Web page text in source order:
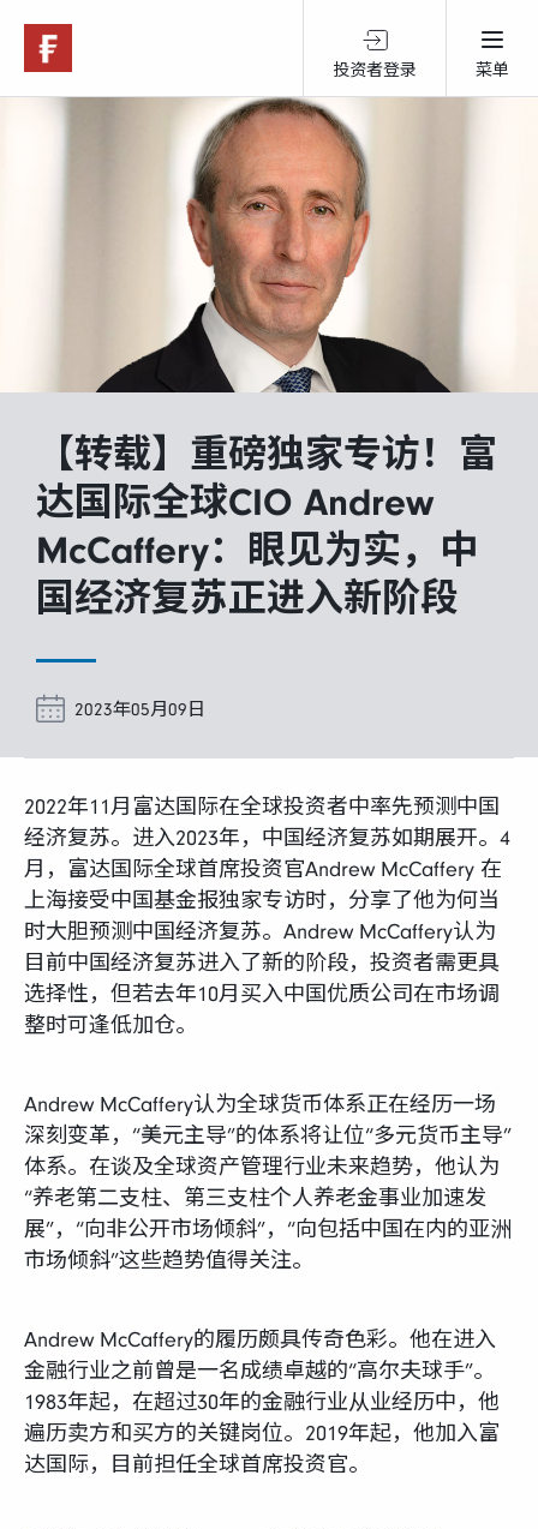
投资者登录 菜单
可持续投资
市场观点
富达课堂
养老专区
招贤纳士
多元化和包容性
下载中心
【转载】重磅独家专访！富
达国际全球CIO Andrew
McCaffery：眼见为实，中
国经济复苏正进入新阶段
2023年05月09日
2022年11月富达国际在全球投资者中率先预测中国
经济复苏。进入2023年，中国经济复苏如期展开。4
月，富达国际全球首席投资官Andrew McCaffery 在
上海接受中国基金报独家专访时，分享了他为何当
时大胆预测中国经济复苏。Andrew McCaffery认为
目前中国经济复苏进入了新的阶段，投资者需更具
选择性，但若去年10月买入中国优质公司在市场调
整时可逢低加仓。
Andrew McCaffery认为全球货币体系正在经历一场
深刻变革，“美元主导”的体系将让位“多元货币主导”
体系。在谈及全球资产管理行业未来趋势，他认为
“养老第二支柱、第三支柱个人养老金事业加速发
展”，“向非公开市场倾斜”，“向包括中国在内的亚洲
市场倾斜”这些趋势值得关注。
Andrew McCaffery的履历颇具传奇色彩。他在进入
金融行业之前曾是一名成绩卓越的“高尔夫球手”。
1983年起，在超过30年的金融行业从业经历中，他
遍历卖方和买方的关键岗位。2019年起，他加入富
达国际，目前担任全球首席投资官。